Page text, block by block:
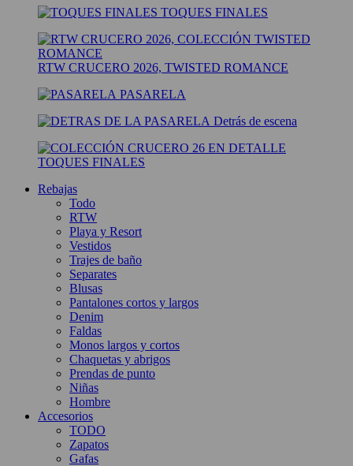
TOQUES FINALES
RTW CRUCERO 2026, TWISTED ROMANCE
PASARELA
Detrás de escena
TOQUES FINALES
Rebajas
Todo
RTW
Playa y Resort
Vestidos
Trajes de baño
Separates
Blusas
Pantalones cortos y largos
Denim
Faldas
Monos largos y cortos
Chaquetas y abrigos
Prendas de punto
Niñas
Hombre
Accesorios
TODO
Zapatos
Gafas